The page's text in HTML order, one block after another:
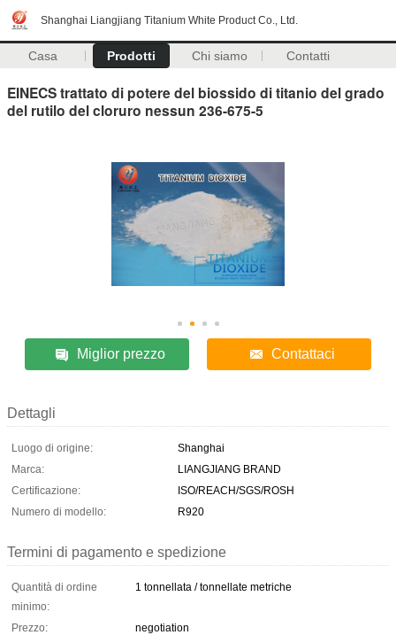
Shanghai Liangjiang Titanium White Product Co., Ltd.
Casa Prodotti Chi siamo Contatti
EINECS trattato di potere del biossido di titanio del grado
del rutilo del cloruro nessun 236-675-5
Miglior prezzo Contattaci
Dettagli
Luogo di origine:
Shanghai
Marca:
LIANGJIANG BRAND
Certificazione:
ISO/REACH/SGS/ROSH
Numero di modello:
R920
Termini di pagamento e spedizione
Quantità di ordine
minimo:
1 tonnellata / tonnellate metriche
Prezzo:
negotiation